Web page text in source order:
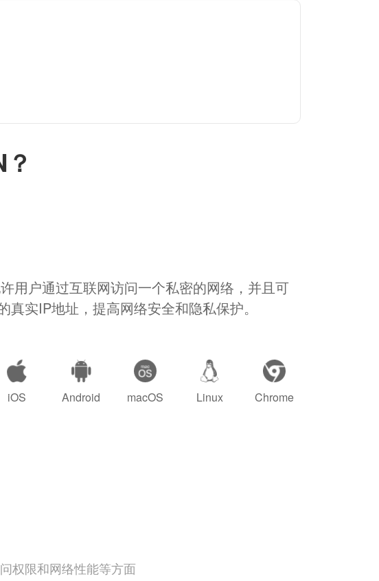
用户通过互联网访问一个私密的网络，并且可
真实IP地址，提高网络安全和隐私保护。
iOS Android macOS Linux Chrome
权限和网络性能等方面